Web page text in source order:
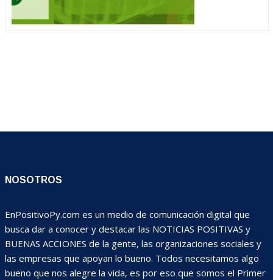
NOSOTROS
EnPositivoPy.com es un medio de comunicación digital que
busca dar a conocer y destacar las NOTICIAS POSITIVAS y
BUENAS ACCIONES de la gente, las organizaciones sociales y
las empresas que apoyan lo bueno. Todos necesitamos algo
bueno que nos alegre la vida, es por eso que somos el Primer